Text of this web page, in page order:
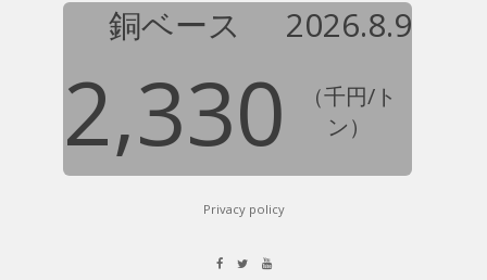
銅ベース 2026.8.9
2,330
（千円/ト
ン）
Privacy policy